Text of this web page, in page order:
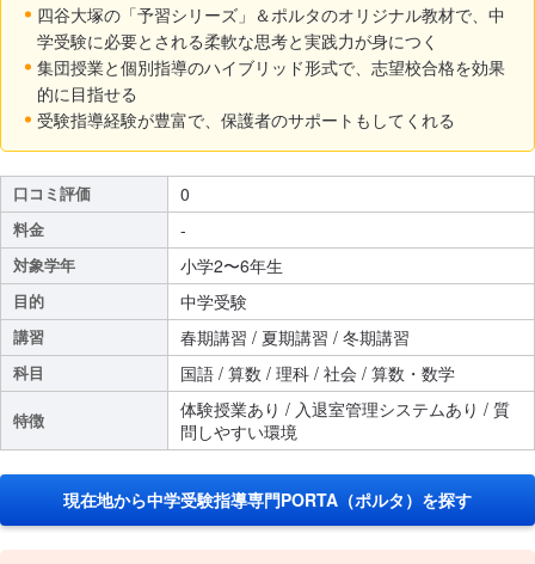
四谷大塚の「予習シリーズ」＆ポルタのオリジナル教材で、中
学受験に必要とされる柔軟な思考と実践力が身につく
集団授業と個別指導のハイブリッド形式で、志望校合格を効果
的に目指せる
受験指導経験が豊富で、保護者のサポートもしてくれる
口コミ評価 0
料金 -
対象学年 小学2〜6年生
目的 中学受験
講習 春期講習 / 夏期講習 / 冬期講習
科目 国語 / 算数 / 理科 / 社会 / 算数・数学
特徴
体験授業あり / 入退室管理システムあり / 質
問しやすい環境
現在地から中学受験指導専門PORTA（ポルタ）を探す